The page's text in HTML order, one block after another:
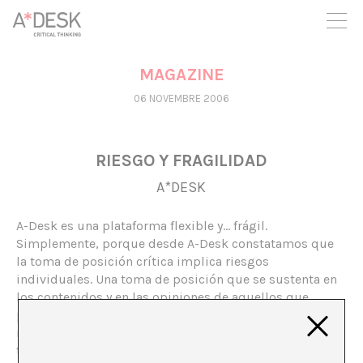
seguim necessitant-te per a poder seguir endavant. Ara pots
participar del projecte i recolzar-lo.
MAGAZINE
06 NOVEMBRE 2006
RIESGO Y FRAGILIDAD
A*DESK
A-Desk es una plataforma flexible y… frágil.
Simplemente, porque desde A-Desk constatamos que
la toma de posición crítica implica riesgos
individuales. Una toma de posición que se sustenta en
los contenidos y en las opiniones de aquellos que
participan. Pensamos que esta es la base para poder
realizar un trabajo de calidad. Porque tal vez, a pesar de
todo, desde ese rigor y riesgo que nos autoimponemos,